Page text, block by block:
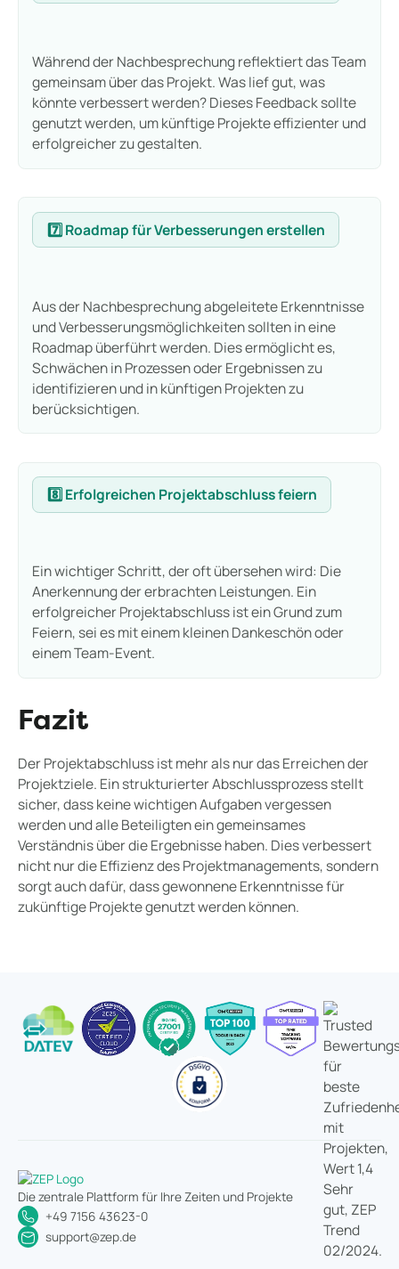
Während der Nachbesprechung reflektiert das Team
gemeinsam über das Projekt. Was lief gut, was
könnte verbessert werden? Dieses Feedback sollte
genutzt werden, um künftige Projekte effizienter und
erfolgreicher zu gestalten.
7️⃣ Roadmap für Verbesserungen erstellen
Aus der Nachbesprechung abgeleitete Erkenntnisse
und Verbesserungsmöglichkeiten sollten in eine
Roadmap überführt werden. Dies ermöglicht es,
Schwächen in Prozessen oder Ergebnissen zu
identifizieren und in künftigen Projekten zu
berücksichtigen.
8️⃣ Erfolgreichen Projektabschluss feiern
Ein wichtiger Schritt, der oft übersehen wird: Die
Anerkennung der erbrachten Leistungen. Ein
erfolgreicher Projektabschluss ist ein Grund zum
Feiern, sei es mit einem kleinen Dankeschön oder
einem Team-Event.
Fazit
Der Projektabschluss ist mehr als nur das Erreichen der
Projektziele. Ein strukturierter Abschlussprozess stellt
sicher, dass keine wichtigen Aufgaben vergessen
werden und alle Beteiligten ein gemeinsames
Verständnis über die Ergebnisse haben. Dies verbessert
nicht nur die Effizienz des Projektmanagements, sondern
sorgt auch dafür, dass gewonnene Erkenntnisse für
zukünftige Projekte genutzt werden können.
Die zentrale Plattform für Ihre Zeiten und Projekte
+49 7156 43623-0
support@zep.de